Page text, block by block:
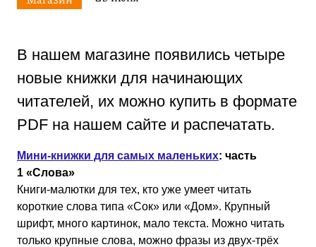
В нашем магазине появились четыре
новые книжки для начинающих
читателей, их можно купить в формате
PDF на нашем сайте и распечатать.
Мини-книжки для самых маленьких: часть
1 «Слова»
Книги-малютки для тех, кто уже умеет читать
короткие слова типа «Сок» или «Дом». Крупный
шрифт, много картинок, мало текста. Можно читать
только крупные слова, можно фразы из двух-трёх